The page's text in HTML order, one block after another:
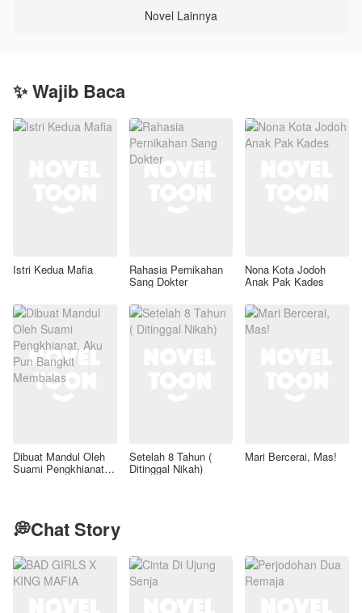
Novel Lainnya
✨ Wajib Baca
Istri Kedua Mafia Rahasia Pernikahan
Sang Dokter
Nona Kota Jodoh
Anak Pak Kades
Dibuat Mandul Oleh
Suami Pengkhianat,
Setelah 8 Tahun (
Ditinggal Nikah)
Mari Bercerai, Mas!
💭Chat Story